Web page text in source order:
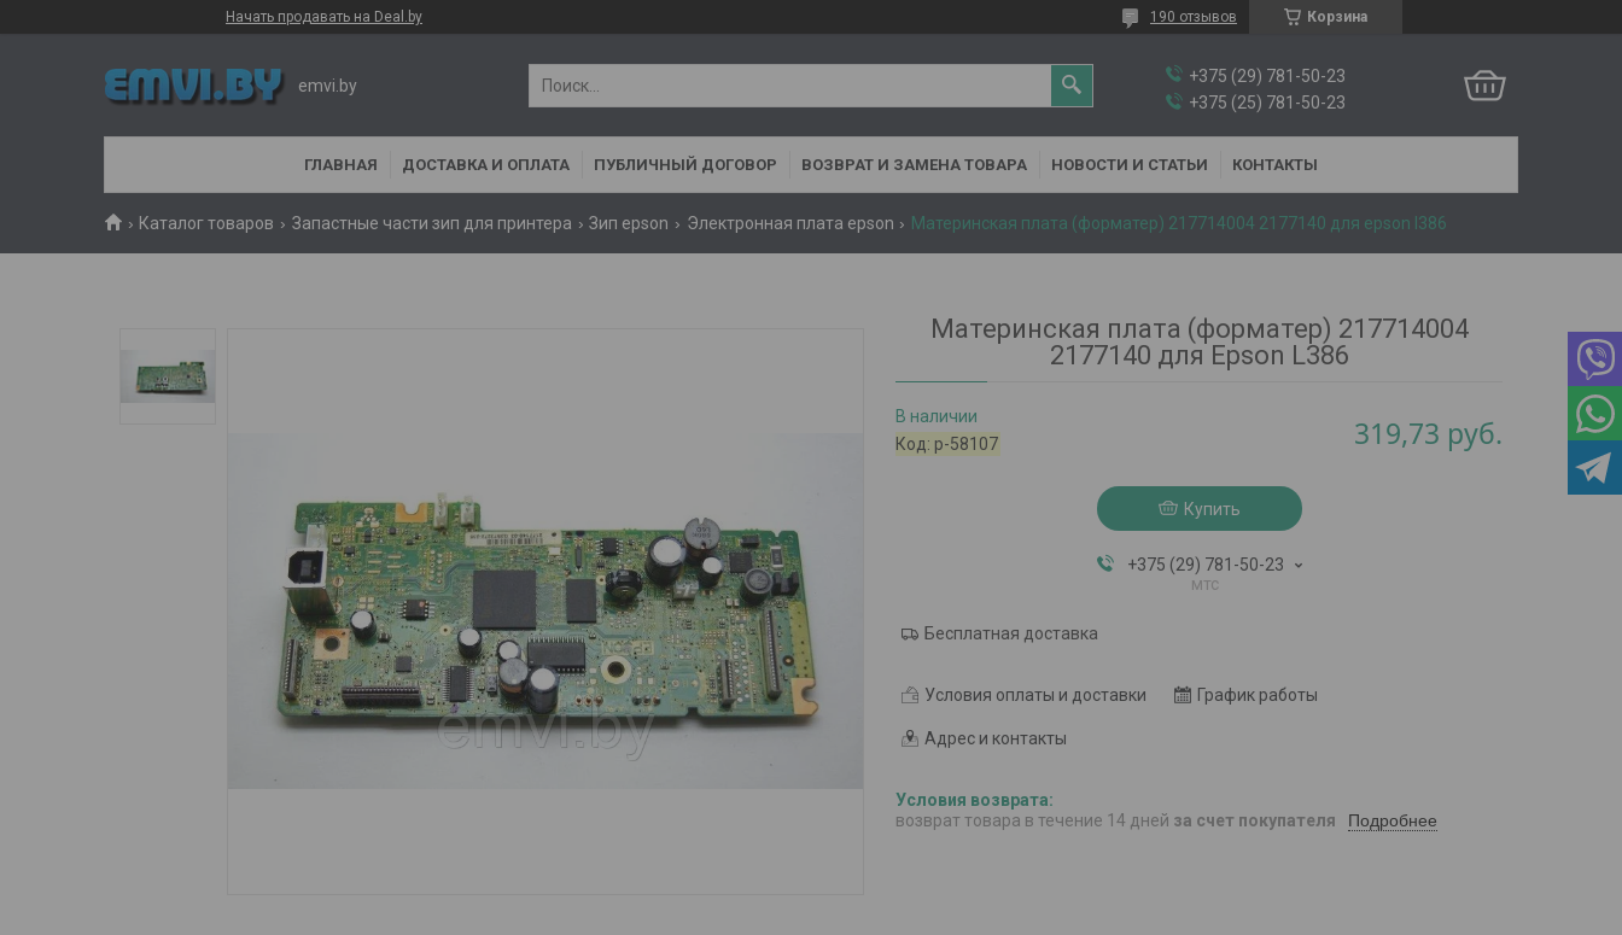
Начать продавать на Deal.by Корзина
190 отзывов
emvi.by
+375 (29) 781-50-23
+375 (25) 781-50-23
ГЛАВНАЯ ДОСТАВКА И ОПЛАТА ПУБЛИЧНЫЙ ДОГОВОР ВОЗВРАТ И ЗАМЕНА ТОВАРА НОВОСТИ И СТАТЬИ КОНТАКТЫ
Каталог товаров Запастные части зип для принтера Зип epson Электронная плата epson Материнская плата (форматер) 217714004 2177140 для epson l386
Материнская плата (форматер) 217714004
2177140 для Epson L386
В наличии
Код: р-58107 319,73 руб.
Купить
+375 (29) 781-50-23
мтс
Бесплатная доставка
Условия оплаты и доставки График работы
Адрес и контакты
возврат товара в течение 14 дней за счет покупателя Подробнее